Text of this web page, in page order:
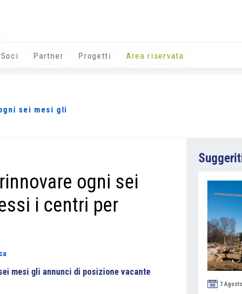
Soci Partner Progetti Area riservata
sei mesi gli
ogni sei
i centri per
mesi gli annunci di posizione vacante
7